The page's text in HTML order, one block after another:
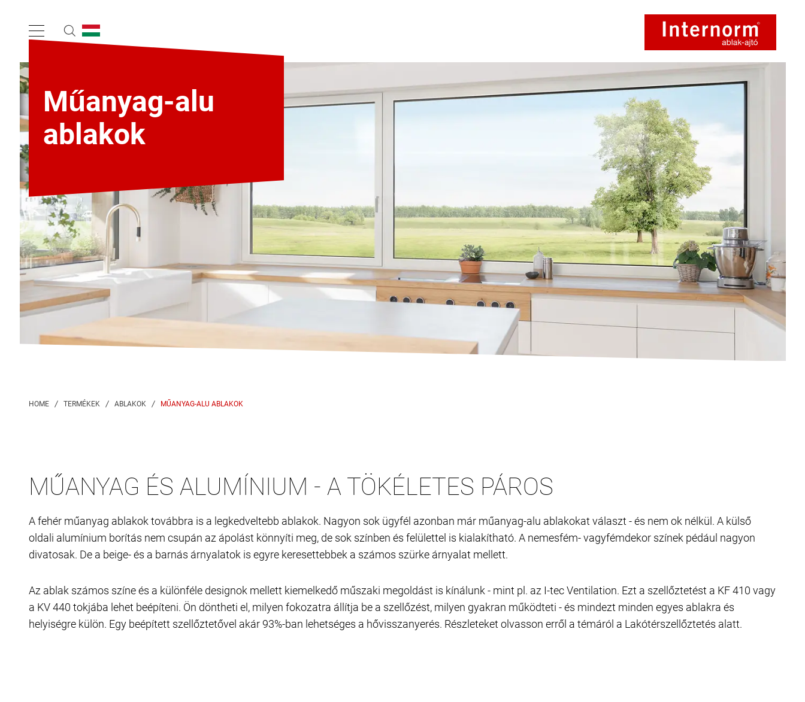
Műanyag-alu
ablakok
MŰANYAG-ALU ABLAKOK
MŰANYAG ÉS ALUMÍNIUM - A TÖKÉLETES PÁROS
A fehér műanyag ablakok továbbra is a legkedveltebb ablakok. Nagyon sok ügyfél azonban már műanyag-alu ablakokat választ - és nem ok nélkül. A külső
oldali alumínium borítás nem csupán az ápolást könnyíti meg, de sok színben és felülettel is kialakítható. A nemesfém- vagyfémdekor színek pédául nagyon
divatosak. De a beige- és a barnás árnyalatok is egyre keresettebbek a számos szürke árnyalat mellett.
Az ablak számos színe és a különféle designok mellett kiemelkedő műszaki megoldást is kínálunk - mint pl. az I-tec Ventilation. Ezt a szellőztetést a KF 410 vagy
a KV 440 tokjába lehet beépíteni. Ön döntheti el, milyen fokozatra állítja be a szellőzést, milyen gyakran működteti - és mindezt minden egyes ablakra és
helyiségre külön. Egy beépített szellőztetővel akár 93%-ban lehetséges a hővisszanyerés. Részleteket olvasson erről a témáról a Lakótérszellőztetés alatt.